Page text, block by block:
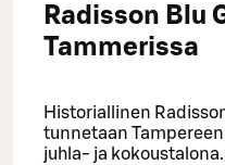
Radisson Blu
Tammerissa
Historiallinen
tunnetaan
juhla- ja